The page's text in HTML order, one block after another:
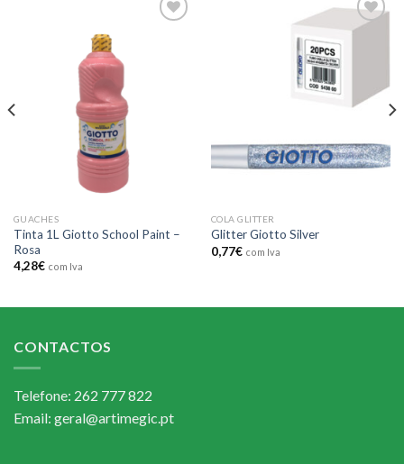
GUACHES
Tinta 1L Giotto School Paint –
Rosa
4,28€ com Iva
COLA GLITTER
Glitter Giotto Silver
0,77€ com Iva
CONTACTOS
Telefone: 262 777 822
Email: geral@artimegic.pt